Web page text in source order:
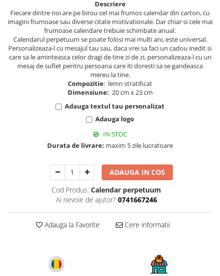
Muzeul National de Istorie a
Romaniei
Muzeul Unirii Iasi
Orase si zone istorice
Brasov
Bucuresti
Colonada Imperiala, Buzias
Palate si Curti Domnesti
Curtea Domneasca, Targoviste
Palatul Alexandru Ioan Cuza,
Palatul Culturii Iasi
Sacose bumbac
Suport pahare suvenir
Suport pahare suvenir din lemn
Suport pahare suvenir din pluta
Tablou suvenir
Tablouri metalice
Colectia medievala
Descriere
Fiecare dintre noi are pe birou cel mai frumos calendar din carton, cu
imagini frumoase sau diverse citate motivationale. Dar chiar si cele mai
frumoase calendare trebuie schimbate anual.
Calendarul perpetuum se poate folosi mai multi ani, este universal.
Personalizeaza-l cu mesajul tau sau, daca vrei sa faci un cadou inedit si
care sa le aminteasca celor dragi de tine zi de zi, personalizeaza-l cu un
mesaj de suflet pentru persoana care iti doresti sa se gandeasca
mereu la tine.
Compozitie: lemn stratificat
Dimensiune: 20 cm x 23 cm
Adauga textul tau personalizat
Adauga logo
IN STOC
Durata de livrare: maxim 5 zile lucratoare
ADAUGA IN COS
Cod Produs: Calendar perpetuum
Ai nevoie de ajutor? 0741667246
Adauga la Favorite Cere informatii